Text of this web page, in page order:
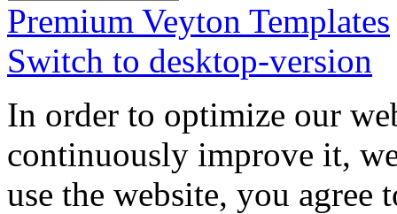
Premium Veyton Templates
Switch to desktop-version
In order to optimize our
continuously improve it,
use the website, you agree